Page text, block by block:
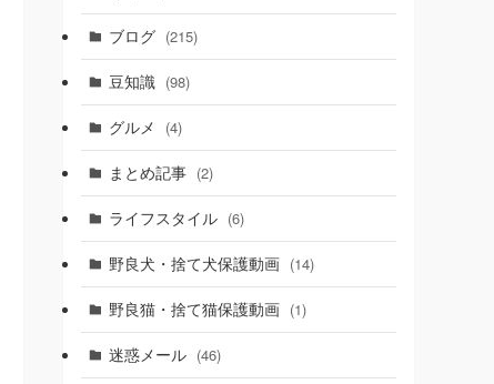
ブログ (215)
豆知識 (98)
グルメ (4)
まとめ記事 (2)
ライフスタイル (6)
野良犬・捨て犬保護動画 (14)
野良猫・捨て猫保護動画 (1)
迷惑メール (46)